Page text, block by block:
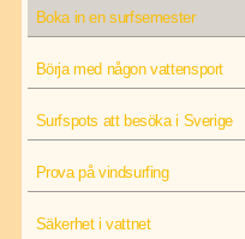
Boka in en surfsemester
Börja med någon vattensport
Surfspots att besöka i Sverige
Prova på vindsurfing
Säkerhet i vattnet